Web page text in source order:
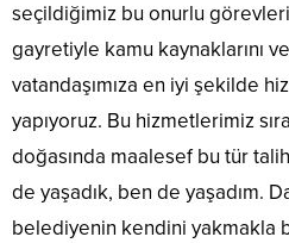
seçildiğimiz bu onurlu
gayretiyle kamu kaynaklarını
vatandaşımıza en iyi şekilde
yapıyoruz. Bu hizmetlerimiz
doğasında maalesef bu tür
de yaşadık, ben de yaşadım.
belediyenin kendini yakmakla